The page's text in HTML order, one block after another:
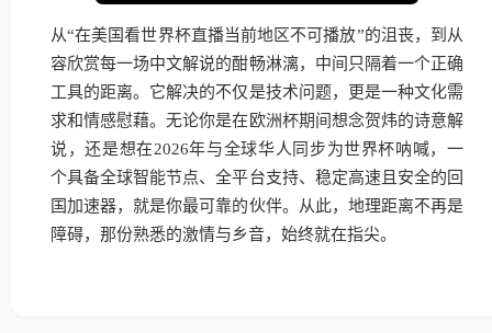
从“在美国看世界杯直播当前地区不可播放”的沮丧，到从
容欣赏每一场中文解说的酣畅淋漓，中间只隔着一个正确
工具的距离。它解决的不仅是技术问题，更是一种文化需
求和情感慰藉。无论你是在欧洲杯期间想念贺炜的诗意解
说，还是想在2026年与全球华人同步为世界杯呐喊，一
个具备全球智能节点、全平台支持、稳定高速且安全的回
国加速器，就是你最可靠的伙伴。从此，地理距离不再是
障碍，那份熟悉的激情与乡音，始终就在指尖。